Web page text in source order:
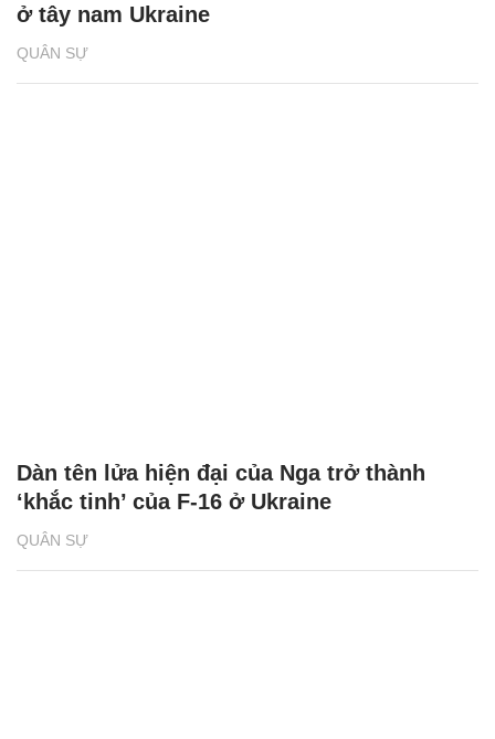
QUÂN SỰ
ở tây nam Ukraine
QUÂN SỰ
Dàn tên lửa hiện đại của Nga trở thành
‘khắc tinh’ của F-16 ở Ukraine